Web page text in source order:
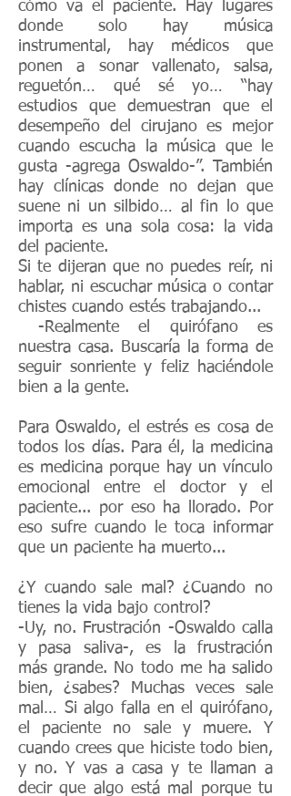
cómo va el paciente. Hay lugares
donde solo hay música
instrumental, hay médicos que
ponen a sonar vallenato, salsa,
reguetón… qué sé yo… “hay
estudios que demuestran que el
desempeño del cirujano es mejor
cuando escucha la música que le
gusta -agrega Oswaldo-”. También
hay clínicas donde no dejan que
suene ni un silbido… al fin lo que
importa es una sola cosa: la vida
del paciente.
Si te dijeran que no puedes reír, ni
hablar, ni escuchar música o contar
chistes cuando estés trabajando...
-Realmente el quirófano es
nuestra casa. Buscaría la forma de
seguir sonriente y feliz haciéndole
bien a la gente.
Para Oswaldo, el estrés es cosa de
todos los días. Para él, la medicina
es medicina porque hay un vínculo
emocional entre el doctor y el
paciente... por eso ha llorado. Por
eso sufre cuando le toca informar
que un paciente ha muerto...
¿Y cuando sale mal? ¿Cuando no
tienes la vida bajo control?
-Uy, no. Frustración -Oswaldo calla
y pasa saliva-, es la frustración
más grande. No todo me ha salido
bien, ¿sabes? Muchas veces sale
mal… Si algo falla en el quirófano,
el paciente no sale y muere. Y
cuando crees que hiciste todo bien,
y no. Y vas a casa y te llaman a
decir que algo está mal porque tu